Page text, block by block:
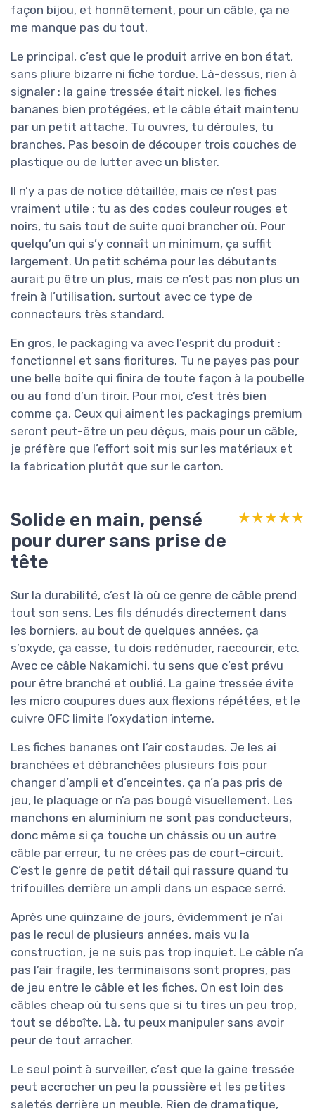
façon bijou, et honnêtement, pour un câble, ça ne
me manque pas du tout.
Le principal, c’est que le produit arrive en bon état,
sans pliure bizarre ni fiche tordue. Là-dessus, rien à
signaler : la gaine tressée était nickel, les fiches
bananes bien protégées, et le câble était maintenu
par un petit attache. Tu ouvres, tu déroules, tu
branches. Pas besoin de découper trois couches de
plastique ou de lutter avec un blister.
Il n’y a pas de notice détaillée, mais ce n’est pas
vraiment utile : tu as des codes couleur rouges et
noirs, tu sais tout de suite quoi brancher où. Pour
quelqu’un qui s’y connaît un minimum, ça suffit
largement. Un petit schéma pour les débutants
aurait pu être un plus, mais ce n’est pas non plus un
frein à l’utilisation, surtout avec ce type de
connecteurs très standard.
En gros, le packaging va avec l’esprit du produit :
fonctionnel et sans fioritures. Tu ne payes pas pour
une belle boîte qui finira de toute façon à la poubelle
ou au fond d’un tiroir. Pour moi, c’est très bien
comme ça. Ceux qui aiment les packagings premium
seront peut-être un peu déçus, mais pour un câble,
je préfère que l’effort soit mis sur les matériaux et
la fabrication plutôt que sur le carton.
Solide en main, pensé
pour durer sans prise de
tête
★★★★★
★★★★★
Sur la durabilité, c’est là où ce genre de câble prend
tout son sens. Les fils dénudés directement dans
les borniers, au bout de quelques années, ça
s’oxyde, ça casse, tu dois redénuder, raccourcir, etc.
Avec ce câble Nakamichi, tu sens que c’est prévu
pour être branché et oublié. La gaine tressée évite
les micro coupures dues aux flexions répétées, et le
cuivre OFC limite l’oxydation interne.
Les fiches bananes ont l’air costaudes. Je les ai
branchées et débranchées plusieurs fois pour
changer d’ampli et d’enceintes, ça n’a pas pris de
jeu, le plaquage or n’a pas bougé visuellement. Les
manchons en aluminium ne sont pas conducteurs,
donc même si ça touche un châssis ou un autre
câble par erreur, tu ne crées pas de court-circuit.
C’est le genre de petit détail qui rassure quand tu
trifouilles derrière un ampli dans un espace serré.
Après une quinzaine de jours, évidemment je n’ai
pas le recul de plusieurs années, mais vu la
construction, je ne suis pas trop inquiet. Le câble n’a
pas l’air fragile, les terminaisons sont propres, pas
de jeu entre le câble et les fiches. On est loin des
câbles cheap où tu sens que si tu tires un peu trop,
tout se déboîte. Là, tu peux manipuler sans avoir
peur de tout arracher.
Le seul point à surveiller, c’est que la gaine tressée
peut accrocher un peu la poussière et les petites
saletés derrière un meuble. Rien de dramatique,